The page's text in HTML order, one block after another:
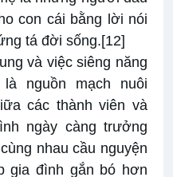
con cái bằng lời nói
tá đời sống.[12]
và việc siêng năng
nguồn mạch nuôi
các thành viên và
ngày càng trưởng
nhau cầu nguyện
gia đình gắn bó hơn